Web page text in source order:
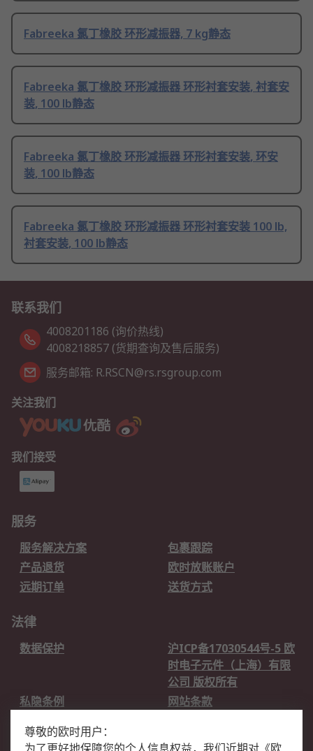
Fabreeka 氯丁橡胶 环形减振器, 7 kg静态
Fabreeka 氯丁橡胶 环形减振器 环形衬套安装, 衬套安
装, 100 lb静态
Fabreeka 氯丁橡胶 环形减振器 环形衬套安装, 环安
装, 100 lb静态
Fabreeka 氯丁橡胶 环形减振器 环形衬套安装 100 lb,
衬套安装, 100 lb静态
联系我们
4008201186 (询价热线)
4008218857 (货期查询及售后服务)
服务邮箱: R.RSCN@rs.rsgroup.com
关注我们
我们接受
服务
服务解决方案
包裹跟踪
产品退货
欧时放账账户
远期订单
送货方式
法律
数据保护
沪ICP备17030544号-5 欧
时电子元件（上海）有限
公司 版权所有
私隐条例
网站条款
尊敬的欧时用户：